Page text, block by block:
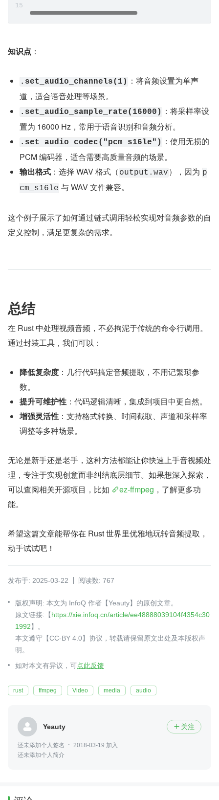
知识点 ：
.set_audio_channels(1)
：将音频设置为单声
道，适合语音处理等场景。
.set_audio_sample_rate(16000)
：将采样率设
置为 16000 Hz，常用于语音识别和音频分析。
.set_audio_codec("pcm_s16le")
：使用无损的
PCM 编码器，适合需要高质量音频的场景。
输出格式 ：选择 WAV 格式（ output.wav ），因为 p
cm_s16le 与 WAV 文件兼容。
这个例子展示了如何通过链式调用轻松实现对音频参数的自
定义控制，满足更复杂的需求。
总结
在 Rust 中处理视频音频，不必拘泥于传统的命令行调用。
通过封装工具，我们可以：
降低复杂度 ：几行代码搞定音频提取，不用记繁琐参
数。
提升可维护性 ：代码逻辑清晰，集成到项目中更自然。
增强灵活性 ：支持格式转换、时间截取、声道和采样率
调整等多种场景。
无论是新手还是老手，这种方法都能让你快速上手音视频处
理，专注于实现创意而非纠结底层细节。如果想深入探索，
可以查阅相关开源项目，比如
ez-ffmpeg ，了解更多功
能。
希望这篇文章能帮你在 Rust 世界里优雅地玩转音频提取，
动手试试吧！
发布于: 2025-03-22 阅读数: 767
版权声明: 本文为 InfoQ 作者【Yeauty】的原创文章。
原文链接:【https://xie.infoq.cn/article/ee48888039104f4354c30
1992】。
本文遵守【CC-BY 4.0】协议，转载请保留原文出处及本版权声
明。
如对本文有异议，可点此反馈
rust ffmpeg Video media audio
Yeauty  关注
还未添加个人签名
2018-03-19 加入
还未添加个人简介